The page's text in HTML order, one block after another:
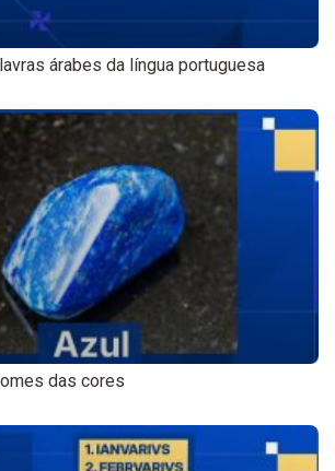
árabes da língua portuguesa
das cores